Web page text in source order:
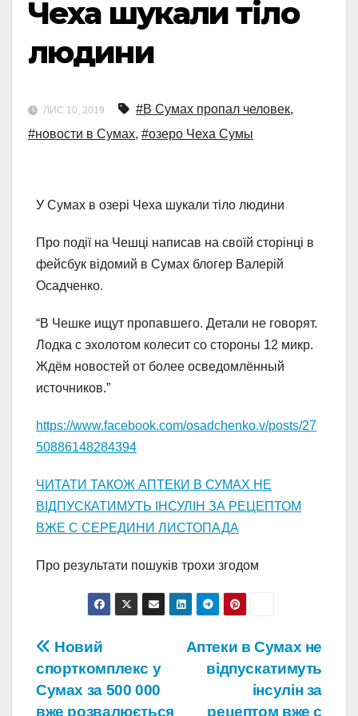
Чеха шукали тіло
людини
ЛИС 10, 2019 #В Сумах пропал человек,
#новости в Сумах, #озеро Чеха Сумы
У Сумах в озері Чеха шукали тіло людини
Про події на Чешці написав на своїй сторінці в
фейсбук відомий в Сумах блогер Валерій
Осадченко.
“В Чешке ищут пропавшего. Детали не говорят.
Лодка с эхолотом колесит со стороны 12 микр.
Ждём новостей от более осведомлённый
источников.”
https://www.facebook.com/osadchenko.v/posts/27
50886148284394
ЧИТАТИ ТАКОЖ АПТЕКИ В СУМАХ НЕ
ВІДПУСКАТИМУТЬ ІНСУЛІН ЗА РЕЦЕПТОМ
ВЖЕ С СЕРЕДИНИ ЛИСТОПАДА
Про результати пошуків трохи згодом
Навігація
записів
Аптеки в Сумах не
відпускатимуть
інсулін за
рецептом вже с
Новий
спорткомплекс у
Сумах за 500 000
вже розвалюється